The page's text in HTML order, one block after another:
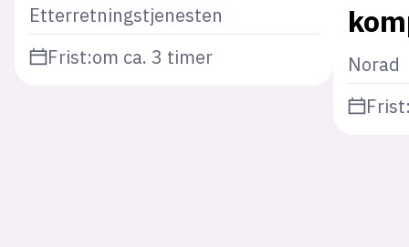
Etterretningstjenesten
Frist:om ca. 3 timer
Norad